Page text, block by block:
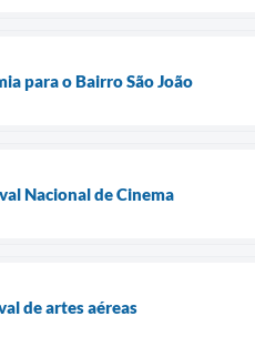
para o Bairro São João
Nacional de Cinema
de artes aéreas